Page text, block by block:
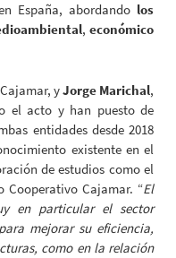
España, abordando los
, económico
yJorge Marichal,
el acto y han puesto de
entidades desde 2018
existente en el
de estudios como el
Cooperativo Cajamar. “El
en particular el sector
mejorar su eficiencia,
como en la relación